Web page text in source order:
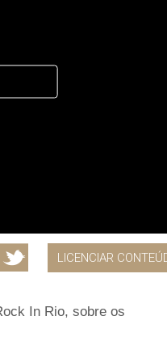
LICENCIAR
In Rio, sobre os